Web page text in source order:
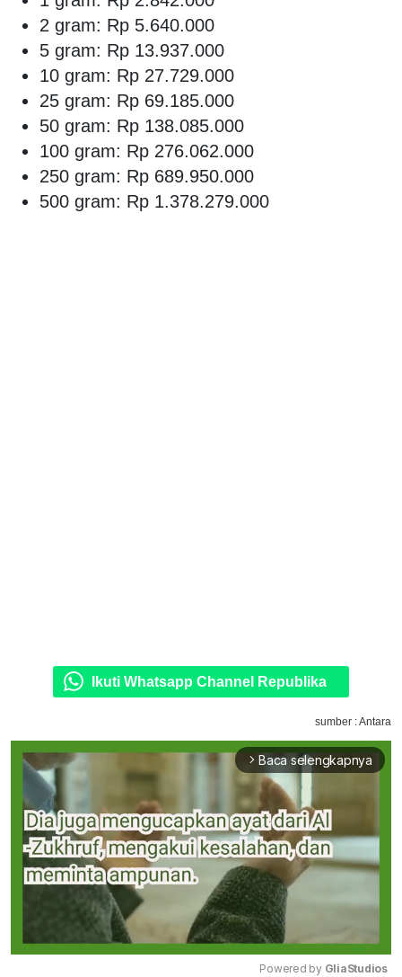
2 gram: Rp 5.640.000
5 gram: Rp 13.937.000
10 gram: Rp 27.729.000
25 gram: Rp 69.185.000
50 gram: Rp 138.085.000
100 gram: Rp 276.062.000
250 gram: Rp 689.950.000
500 gram: Rp 1.378.279.000
Ikuti Whatsapp Channel Republika
sumber : Antara
arrow_forward_ios Baca selengkapnya
Powered by GliaStudios